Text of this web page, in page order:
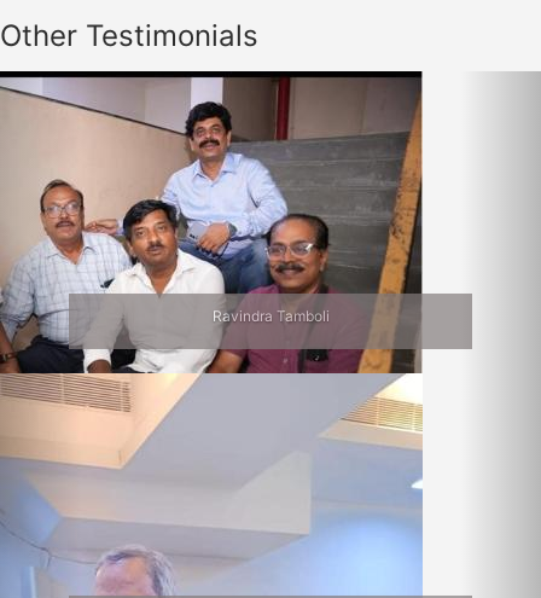
Other Testimonials
Ravindra Tamboli
Previous